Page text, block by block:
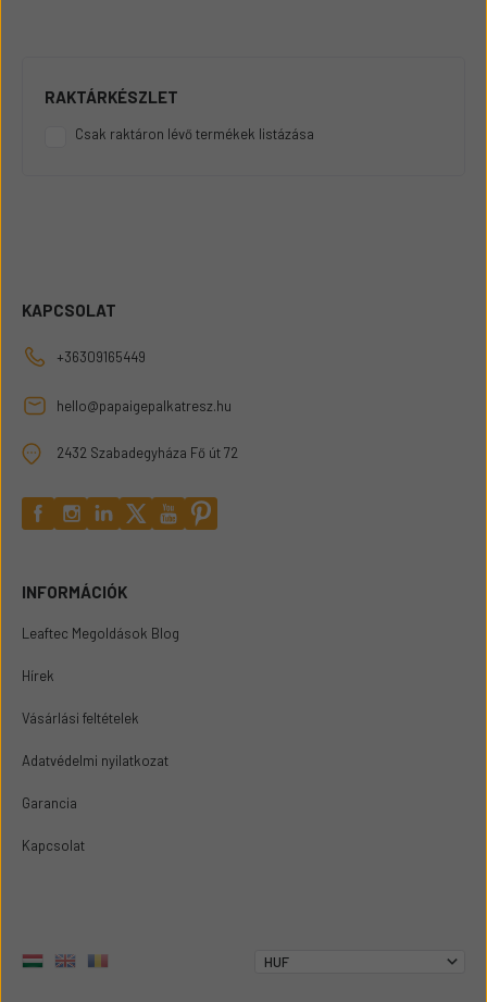
RAKTÁRKÉSZLET
Csak raktáron lévő termékek listázása
KAPCSOLAT
+36309165449
hello@papaigepalkatresz.hu
2432 Szabadegyháza Fő út 72
INFORMÁCIÓK
Leaftec Megoldások Blog
Hírek
Vásárlási feltételek
Adatvédelmi nyilatkozat
Garancia
Kapcsolat